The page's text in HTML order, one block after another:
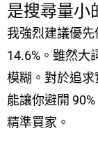
是搜尋量小
我強烈建議優
14.6%。雖然大
模糊。對於追
能讓你避開
精準買家。